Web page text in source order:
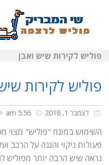
פוליש לקירות שיש ואבן
פוליש לקירות
דצמבר 1, 2018
השימוש במונח "פוליש" מצוי
פעולות ניקוי והגנה על הרכב
נראה שיש הרבה יותר מפוליש